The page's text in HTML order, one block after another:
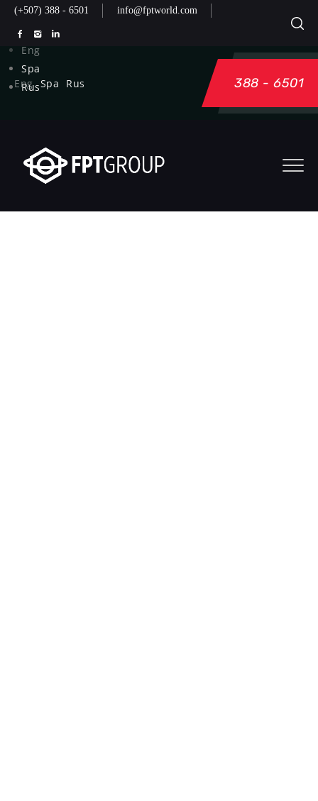
(+507) 388 - 6501 info@fptworld.com
Eng Spa Rus 388 - 6501
Eng
Spa
Rus